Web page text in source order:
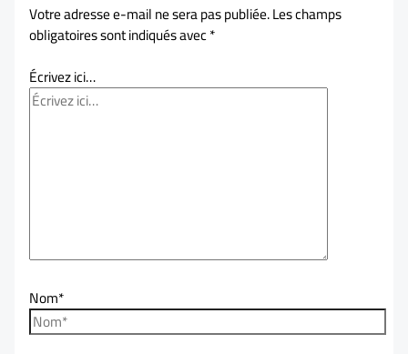
Votre adresse e-mail ne sera pas publiée.Les champs
obligatoires sont indiqués avec*
Écrivez ici…
Nom*